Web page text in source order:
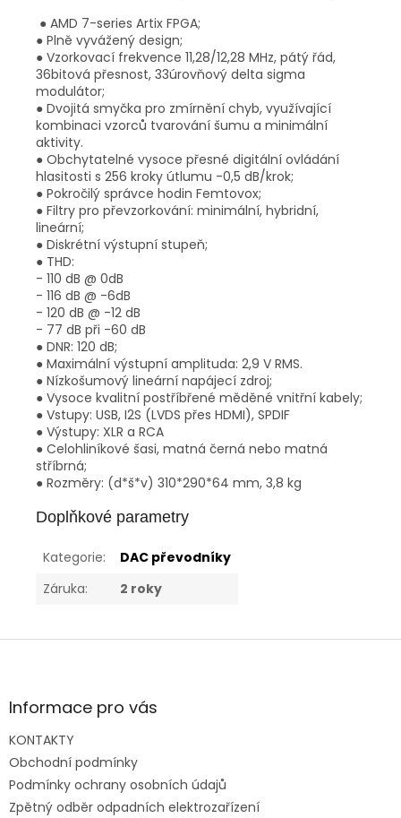
● AMD 7-series Artix FPGA;
● Plně vyvážený design;
● Vzorkovací frekvence 11,28/12,28 MHz, pátý řád,
36bitová přesnost, 33úrovňový delta sigma
modulátor;
● Dvojitá smyčka pro zmírnění chyb, využívající
kombinaci vzorců tvarování šumu a minimální
aktivity.
● Obchytatelné vysoce přesné digitální ovládání
hlasitosti s 256 kroky útlumu -0,5 dB/krok;
● Pokročilý správce hodin Femtovox;
● Filtry pro převzorkování: minimální, hybridní,
lineární;
● Diskrétní výstupní stupeň;
● THD:
- 110 dB @ 0dB
- 116 dB @ -6dB
- 120 dB @ -12 dB
- 77 dB při -60 dB
● DNR: 120 dB;
● Maximální výstupní amplituda: 2,9 V RMS.
● Nízkošumový lineární napájecí zdroj;
● Vysoce kvalitní postříbřené měděné vnitřní kabely;
● Vstupy: USB, I2S (LVDS přes HDMI), SPDIF
● Výstupy: XLR a RCA
● Celohliníkové šasi, matná černá nebo matná
stříbrná;
● Rozměry: (d*š*v) 310*290*64 mm, 3,8 kg
Doplňkové parametry
Kategorie:
DAC převodníky
Záruka: 2 roky
Z
aInformace pro vás
KONTAKTY
Obchodní podmínky
Podmínky ochrany osobních údajů
Zpětný odběr odpadních elektrozařízení